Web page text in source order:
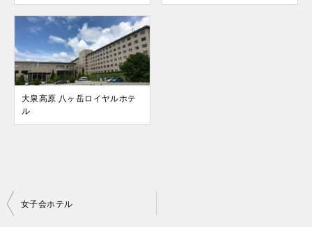
大泉高原 八ヶ岳ロイヤルホテ
ル
投
女子会ホテル